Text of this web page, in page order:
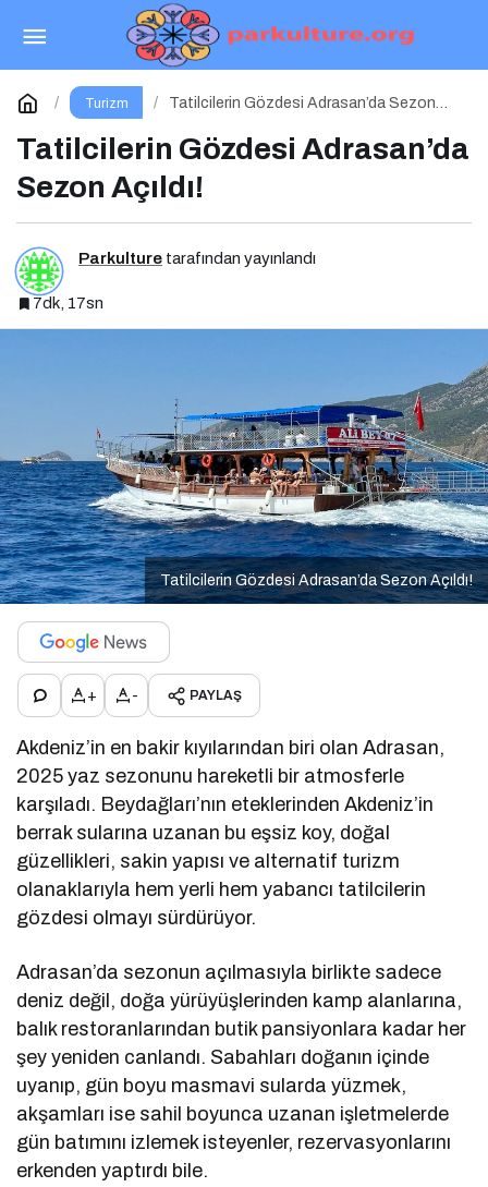
Turizm
Tatilcilerin Gözdesi Adrasan’da Sezon
Tatilcilerin Gözdesi Adrasan’da
Sezon Açıldı!
Parkulture tarafından yayınlandı
7dk, 17sn
Tatilcilerin Gözdesi Adrasan’da Sezon Açıldı!
+ - PAYLAŞ
Akdeniz’in en bakir kıyılarından biri olan Adrasan,
2025 yaz sezonunu hareketli bir atmosferle
karşıladı. Beydağları’nın eteklerinden Akdeniz’in
berrak sularına uzanan bu eşsiz koy, doğal
güzellikleri, sakin yapısı ve alternatif turizm
olanaklarıyla hem yerli hem yabancı tatilcilerin
gözdesi olmayı sürdürüyor.
Adrasan’da sezonun açılmasıyla birlikte sadece
deniz değil, doğa yürüyüşlerinden kamp alanlarına,
balık restoranlarından butik pansiyonlara kadar her
şey yeniden canlandı. Sabahları doğanın içinde
uyanıp, gün boyu masmavi sularda yüzmek,
akşamları ise sahil boyunca uzanan işletmelerde
gün batımını izlemek isteyenler, rezervasyonlarını
erkenden yaptırdı bile.
Çocuklara Özel Uçuş Keyfi
Yorum Yap